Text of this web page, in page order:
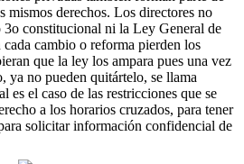
mismos derechos. Los directores no
constitucional ni la Ley General de
cambio o reforma pierden los
que la ley los ampara pues una vez
ya no pueden quitártelo, se llama
es el caso de las restricciones que se
a los horarios cruzados, para tener
solicitar información confidencial de